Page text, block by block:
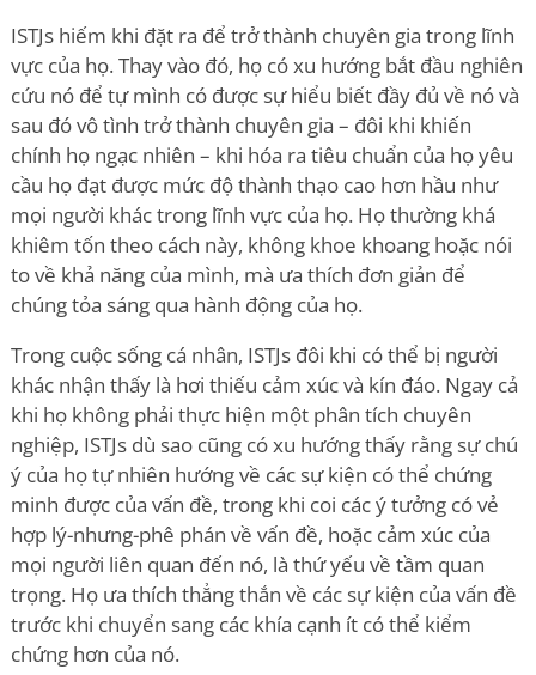
ISTJs hiếm khi đặt ra để trở thành chuyên gia trong lĩnh
vực của họ. Thay vào đó, họ có xu hướng bắt đầu nghiên
cứu nó để tự mình có được sự hiểu biết đầy đủ về nó và
sau đó vô tình trở thành chuyên gia – đôi khi khiến
chính họ ngạc nhiên – khi hóa ra tiêu chuẩn của họ yêu
cầu họ đạt được mức độ thành thạo cao hơn hầu như
mọi người khác trong lĩnh vực của họ. Họ thường khá
khiêm tốn theo cách này, không khoe khoang hoặc nói
to về khả năng của mình, mà ưa thích đơn giản để
chúng tỏa sáng qua hành động của họ.
Trong cuộc sống cá nhân, ISTJs đôi khi có thể bị người
khác nhận thấy là hơi thiếu cảm xúc và kín đáo. Ngay cả
khi họ không phải thực hiện một phân tích chuyên
nghiệp, ISTJs dù sao cũng có xu hướng thấy rằng sự chú
ý của họ tự nhiên hướng về các sự kiện có thể chứng
minh được của vấn đề, trong khi coi các ý tưởng có vẻ
hợp lý-nhưng-phê phán về vấn đề, hoặc cảm xúc của
mọi người liên quan đến nó, là thứ yếu về tầm quan
trọng. Họ ưa thích thẳng thắn về các sự kiện của vấn đề
trước khi chuyển sang các khía cạnh ít có thể kiểm
chứng hơn của nó.